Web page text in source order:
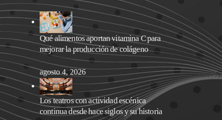
Qué alimentos aportan vitamina C para
mejorar la producción de colágeno
agosto 4, 2026
Los teatros con actividad escénica
continua desde hace siglos y su historia